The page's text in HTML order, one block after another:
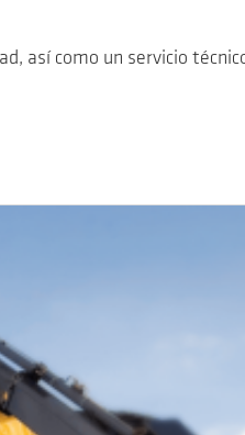
así como un servicio